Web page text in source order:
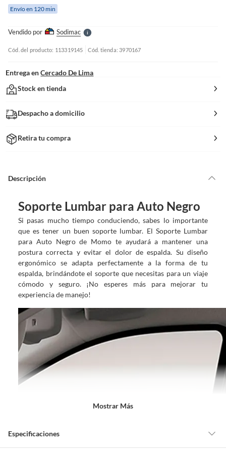
Envío en 120 min
Vendido por SodimacS
Cód. del producto: 113319145 Cód. tienda: 3970167
Entrega en Cercado De Lima
Stock en tienda
Despacho a domicilio
Retira tu compra
Descripción
Soporte Lumbar para Auto Negro
Si pasas mucho tiempo conduciendo, sabes lo importante
que es tener un buen soporte lumbar. El Soporte Lumbar
para Auto Negro de Momo te ayudará a mantener una
postura correcta y evitar el dolor de espalda. Su diseño
ergonómico se adapta perfectamente a la forma de tu
espalda, brindándote el soporte que necesitas para un viaje
cómodo y seguro. ¡No esperes más para mejorar tu
experiencia de manejo!
Mostrar Más
Especificaciones